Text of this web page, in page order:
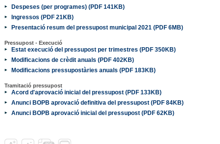
Despeses (per programes) (PDF 141KB)
Ingressos (PDF 21KB)
Presentació resum del pressupost municipal 2021 (PDF 6MB)
Pressupost - Execució
Estat execució del pressupost per trimestres (PDF 350KB)
Modificacions de crèdit anuals (PDF 402KB)
Modificacions pressupostàries anuals (PDF 183KB)
Tramitació pressupost
Acord d'aprovació inicial del pressupost (PDF 133KB)
Anunci BOPB aprovació definitiva del pressupost (PDF 84KB)
Anunci BOPB aprovació inicial del pressupost (PDF 62KB)